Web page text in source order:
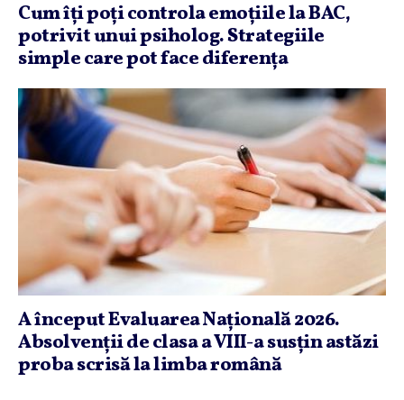
Cum îţi poţi controla emoţiile la BAC,
potrivit unui psiholog. Strategiile
simple care pot face diferenţa
A început Evaluarea Naţională 2026.
Absolvenţii de clasa a VIII-a susţin astăzi
proba scrisă la limba română